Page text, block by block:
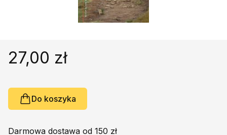
Podręczniki szkolne
27,00 zł
Do koszyka
Darmowa dostawa od 150 zł